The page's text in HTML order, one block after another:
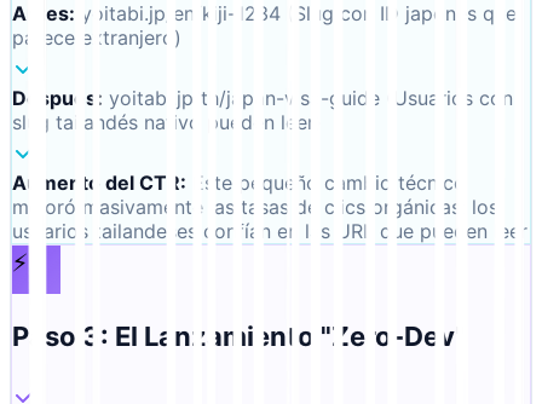
Antes: yoitabi.jp/en/kiji-1234 (Slug con ID japonés que
parece extranjero)
Después : yoitabi.jp/th/japan-visa-guide (Usuarios con
slug tailandés nativo pueden leer)
Aumento del CTR:
Este pequeño cambio técnico
mejoró masivamente las tasas de clics orgánicas: los
usuarios tailandeses confían en las URL que pueden leer
⚡
Paso 3: El Lanzamiento "Zero-Dev"